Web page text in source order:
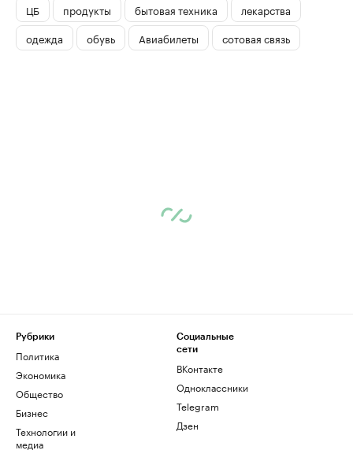
ЦБ
продукты бытовая техника
лекарства
одежда
обувь Авиабилеты сотовая связь
Рубрики
Политика
Экономика
Общество
Бизнес
Технологии и
медиа
Социальные
сети
ВКонтакте
Одноклассники
Telegram
Дзен